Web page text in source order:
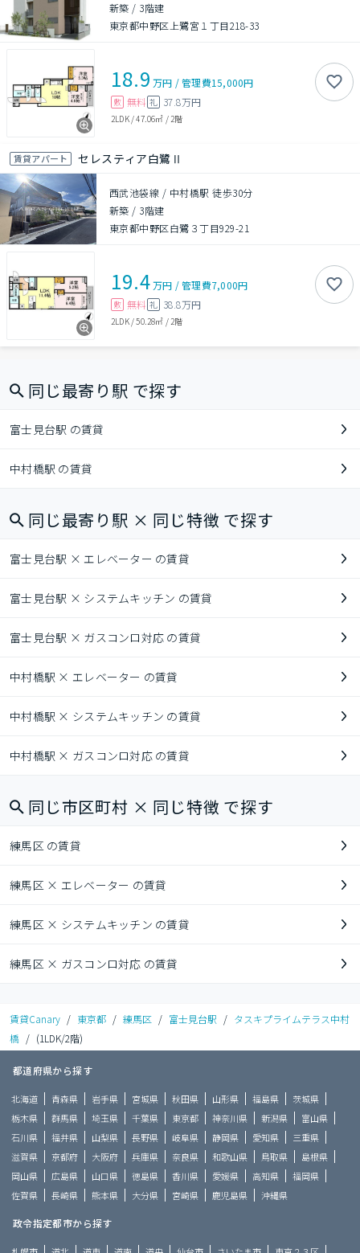
新築 / 3階建
東京都中野区上鷺宮１丁目218-33
18.9 万円 /管理費15,000円
敷 無料 礼 37.8万円
2LDK/47.06㎡ / 2階
賃貸アパート セレスティア白鷺Ⅱ
西武池袋線 / 中村橋駅 徒歩30分
新築 / 3階建
東京都中野区白鷺３丁目929-21
19.4万円 /管理費7,000円
敷 無料 礼 38.8万円
2LDK/50.28㎡ / 2階
同じ最寄り駅 で探す
富士見台駅 の賃貸
中村橋駅 の賃貸
同じ最寄り駅 × 同じ特徴 で探す
富士見台駅 × エレベーター の賃貸
富士見台駅 × システムキッチン の賃貸
富士見台駅 × ガスコンロ対応 の賃貸
中村橋駅 × エレベーター の賃貸
中村橋駅 × システムキッチン の賃貸
中村橋駅 × ガスコンロ対応 の賃貸
同じ市区町村 × 同じ特徴 で探す
練馬区 の賃貸
練馬区 × エレベーター の賃貸
練馬区 × システムキッチン の賃貸
練馬区 × ガスコンロ対応 の賃貸
賃貸Canary / 東京都 / 練馬区 / 富士見台駅 / タスキプライムテラス中村
橋 / (1LDK/2階)
都道府県から探す
北海道 青森県 岩手県 宮城県 秋田県 山形県 福島県
茨城県
栃木県
群馬県 埼玉県 千葉県 東京都 神奈川県 新潟県
富山県
石川県
福井県 山梨県 長野県 岐阜県 静岡県 愛知県
三重県
滋賀県
京都府 大阪府 兵庫県 奈良県 和歌山県 鳥取県
島根県
岡山県
広島県 山口県 徳島県 香川県 愛媛県 高知県
福岡県
佐賀県
長崎県 熊本県 大分県 宮崎県 鹿児島県 沖縄県
政令指定都市から探す